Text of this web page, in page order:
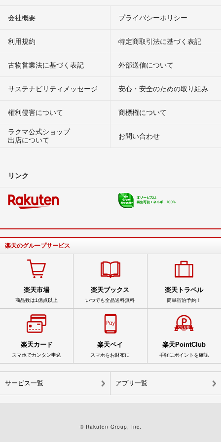
会社概要 プライバシーポリシー
利用規約 特定商取引法に基づく表記
古物営業法に基づく表記 外部送信について
サステナビリティメッセージ 安心・安全のための取り組み
権利侵害について
商標権について
ラクマ公式ショップ
出店について
お問い合わせ
リンク
楽天のグループサービス
楽天市場
商品数は1億点以上
楽天ブックス
いつでも全品送料無料
楽天トラベル
簡単宿泊予約！
楽天カード
スマホでカンタン申込
楽天ペイ
スマホをお財布に
楽天PointClub
手軽にポイントを確認
サービス一覧 アプリ一覧
© Rakuten Group, Inc.